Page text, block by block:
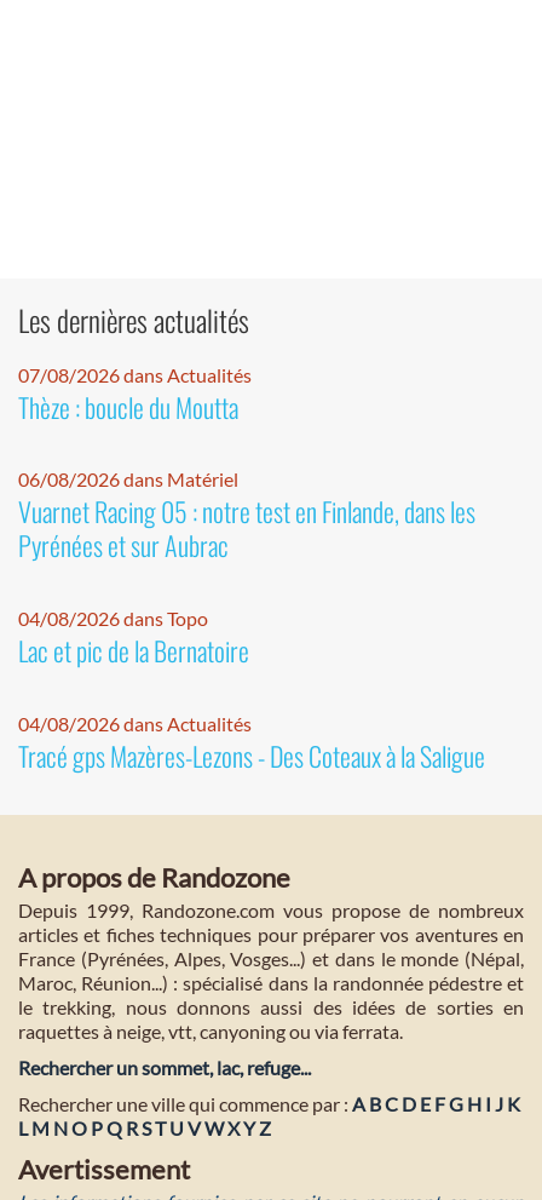
Les dernières actualités
07/08/2026 dans Actualités
Thèze : boucle du Moutta
06/08/2026 dans Matériel
Vuarnet Racing 05 : notre test en Finlande, dans les
Pyrénées et sur Aubrac
04/08/2026 dans Topo
Lac et pic de la Bernatoire
04/08/2026 dans Actualités
Tracé gps Mazères-Lezons - Des Coteaux à la Saligue
A propos de Randozone
Depuis 1999, Randozone.com vous propose de nombreux
articles et fiches techniques pour préparer vos aventures en
France (Pyrénées, Alpes, Vosges...) et dans le monde (Népal,
Maroc, Réunion...) : spécialisé dans la randonnée pédestre et
le trekking, nous donnons aussi des idées de sorties en
raquettes à neige, vtt, canyoning ou via ferrata.
Rechercher un sommet, lac, refuge...
Rechercher une ville qui commence par : A BC D E FG H I J K
L M NO PQ R ST U VWXY Z
Avertissement